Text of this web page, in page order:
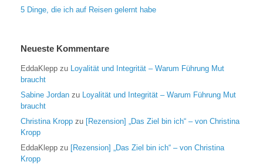
5 Dinge, die ich auf Reisen gelernt habe
Neueste Kommentare
EddaKlepp zu Loyalität und Integrität – Warum Führung Mut
braucht
Sabine Jordan zu Loyalität und Integrität – Warum Führung Mut
braucht
Christina Kropp zu [Rezension] „Das Ziel bin ich“ – von Christina
Kropp
EddaKlepp zu [Rezension] „Das Ziel bin ich“ – von Christina
Kropp